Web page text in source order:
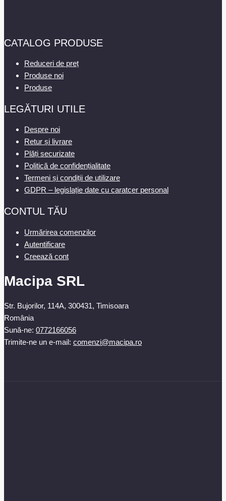
CATALOG PRODUSE
Reduceri de preț
Produse noi
Produse
LEGĂTURI UTILE
Despre noi
Retur și livrare
Plăți securizate
Politică de confidențialitate
Termeni și condiții de utilizare
GDPR – legislație date cu caratcer personal
CONTUL TĂU
Urmărirea comenzilor
Autentificare
Creează cont
Macipa SRL
Str. Bujorilor, 114A, 300431, Timisoara
România
Sună-ne: 0772166056
Trimite-ne un e-mail: comenzi@macipa.ro